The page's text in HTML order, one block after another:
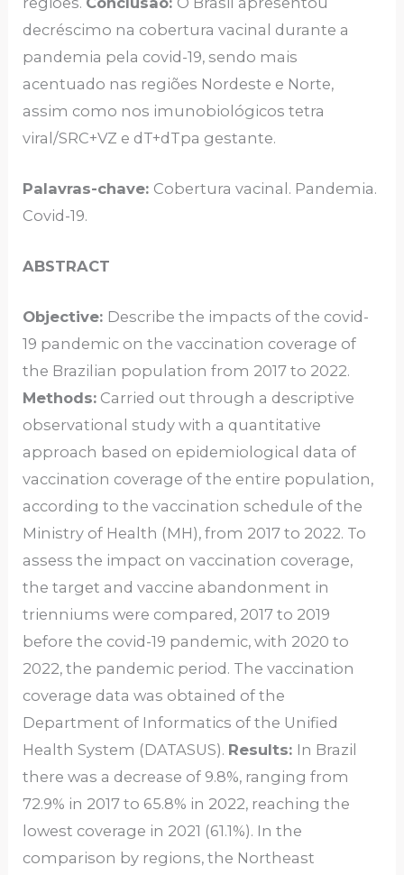
decréscimo na cobertura vacinal durante a
pandemia pela covid-19, sendo mais
acentuado nas regiões Nordeste e Norte,
assim como nos imunobiológicos tetra
viral/SRC+VZ e dT+dTpa gestante.
Palavras-chave: Cobertura vacinal. Pandemia.
Covid-19.
ABSTRACT
Objective: Describe the impacts of the covid-
19 pandemic on the vaccination coverage of
the Brazilian population from 2017 to 2022.
Methods: Carried out through a descriptive
observational study with a quantitative
approach based on epidemiological data of
vaccination coverage of the entire population,
according to the vaccination schedule of the
Ministry of Health (MH), from 2017 to 2022. To
assess the impact on vaccination coverage,
the target and vaccine abandonment in
trienniums were compared, 2017 to 2019
before the covid-19 pandemic, with 2020 to
2022, the pandemic period. The vaccination
coverage data was obtained of the
Department of Informatics of the Unified
Health System (DATASUS). Results: In Brazil
there was a decrease of 9.8%, ranging from
72.9% in 2017 to 65.8% in 2022, reaching the
lowest coverage in 2021 (61.1%). In the
comparison by regions, the Northeast